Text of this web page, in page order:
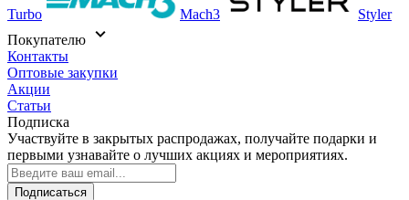
Turbo Mach3
Styler
Покупателю
Контакты
Оптовые закупки
Акции
Статьи
Подписка
Участвуйте в закрытых распродажах, получайте подарки и
первыми узнавайте о лучших акциях и мероприятиях.
Подписаться